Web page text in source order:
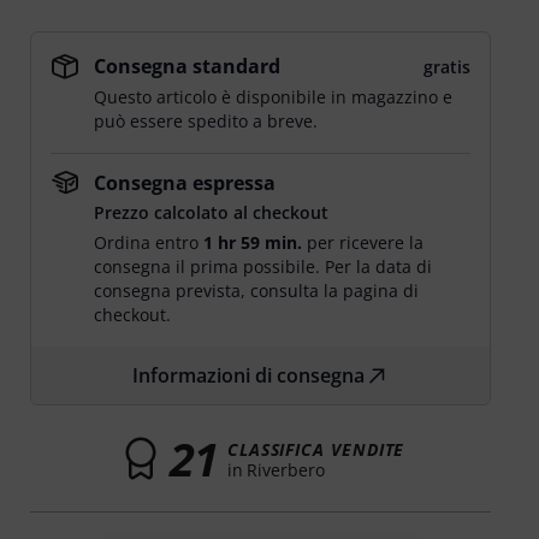
Consegna standard
gratis
Questo articolo è disponibile in magazzino e
può essere spedito a breve.
Consegna espressa
Prezzo calcolato al checkout
Ordina entro 1 hr 59 min. per ricevere la
consegna il prima possibile. Per la data di
consegna prevista, consulta la pagina di
checkout.
Informazioni di consegna
21 CLASSIFICA VENDITE
in Riverbero